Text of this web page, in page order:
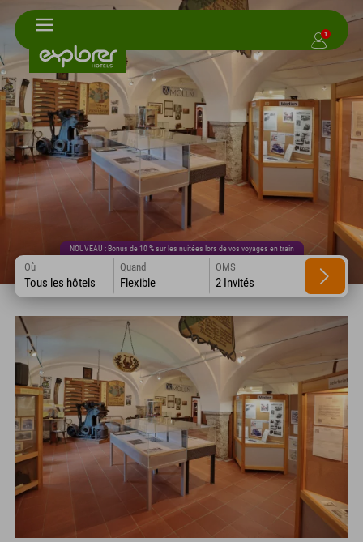
1
NOUVEAU : Bonus de 10 % sur les nuitées lors de vos voyages en train
Où
Tous les hôtels
Quand
Flexible
OMS
2 Invités